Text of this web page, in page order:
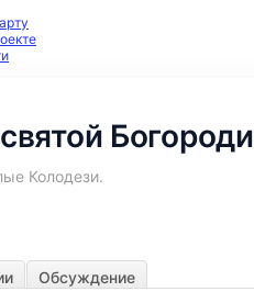
Колодези.
Обсуждение